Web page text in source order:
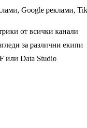
Google реклами,
от всички канали
за различни екипи
или Data Studio